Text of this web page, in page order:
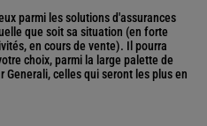
parmi les solutions d'assurances
que soit sa situation (en forte
en cours de vente). Il pourra
choix, parmi la large palette de
Generali, celles qui seront les plus en